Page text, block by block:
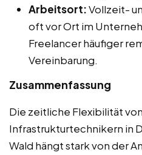
Arbeitsort:Vollzeit-
oft vor Ort im
Freelancer häufiger
Vereinbarung.
Zusammenfassung
Die zeitliche Flexibilität
Infrastrukturtechnikern in
Wald hängt stark von der